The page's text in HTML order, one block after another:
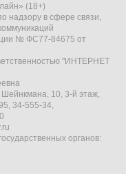
(18+)
надзору в сфере связи,
№ ФС77-84675 от
"ИНТЕРНЕТ
10, 3-й этаж,
34-555-34,
органов: